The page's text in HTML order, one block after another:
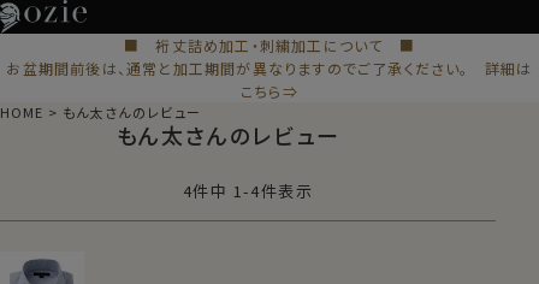
■ 裄丈詰め加工・刺繍加工について ■
お盆期間前後は、通常と加工期間が異なりますのでご了承ください。 詳細は
こちら⇒
HOME もん太さんのレビュー
もん太さんのレビュー
4件中 1-4件表示